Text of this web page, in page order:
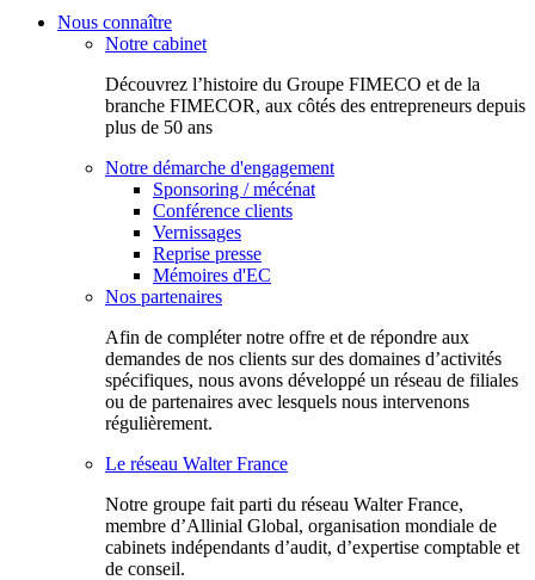
Nous connaître
Notre cabinet
Découvrez l’histoire du Groupe FIMECO et de la
branche FIMECOR, aux côtés des entrepreneurs depuis
plus de 50 ans
Notre démarche d'engagement
Sponsoring / mécénat
Conférence clients
Vernissages
Reprise presse
Mémoires d'EC
Nos partenaires
Afin de compléter notre offre et de répondre aux
demandes de nos clients sur des domaines d’activités
spécifiques, nous avons développé un réseau de filiales
ou de partenaires avec lesquels nous intervenons
régulièrement.
Le réseau Walter France
Notr​e groupe fait parti du réseau Walter France,
membre d’Allinial Global, organisation mondiale de
cabinets indépendants d’audit, d’expertise comptable et
de conseil.